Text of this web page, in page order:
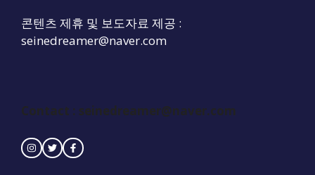
콘텐츠 제휴 및 보도자료 제공 :
seinedreamer@naver.com
Contact : seinedreamer@naver.com